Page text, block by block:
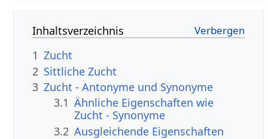
Inhaltsverzeichnis
1 Zucht
2 Sittliche Zucht
3 Zucht - Antonyme und Synonyme
3.1 Ähnliche Eigenschaften wie
Zucht - Synonyme
3.2 Ausgleichende Eigenschaften